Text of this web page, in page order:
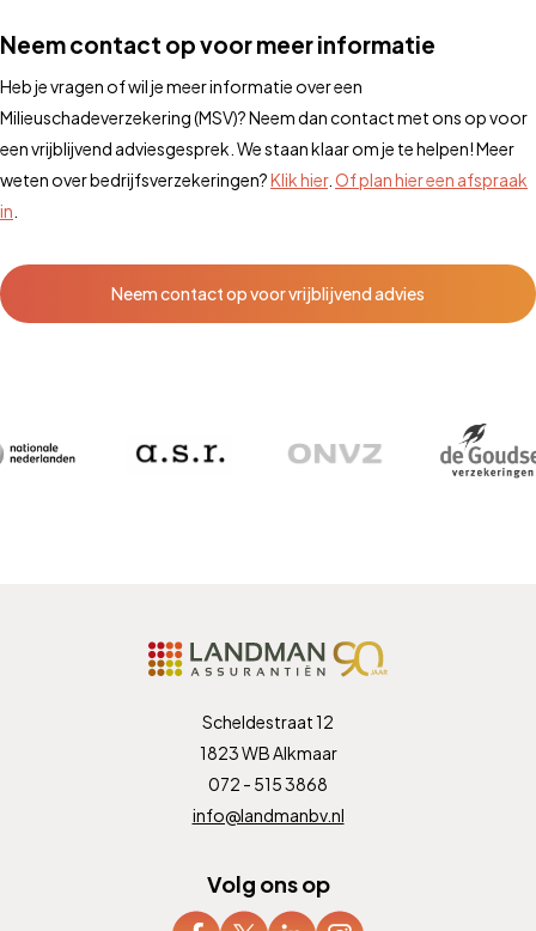
Neem contact op voor meer informatie
Heb je vragen of wil je meer informatie over een
Milieuschadeverzekering (MSV)? Neem dan contact met ons op voor
een vrijblijvend adviesgesprek. We staan klaar om je te helpen! Meer
weten over bedrijfsverzekeringen?Klik hier. Of plan hier een afspraak
in
Neem contact op voor vrijblijvend advies
Scheldestraat 12
1823 WB Alkmaar
072 - 515 3868
info@landmanbv.nl
Volg ons op